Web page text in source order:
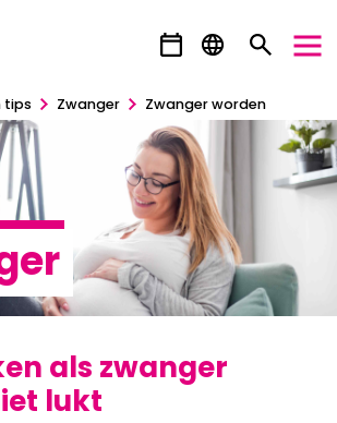
tips Zwanger Zwanger worden
als zwanger
lukt